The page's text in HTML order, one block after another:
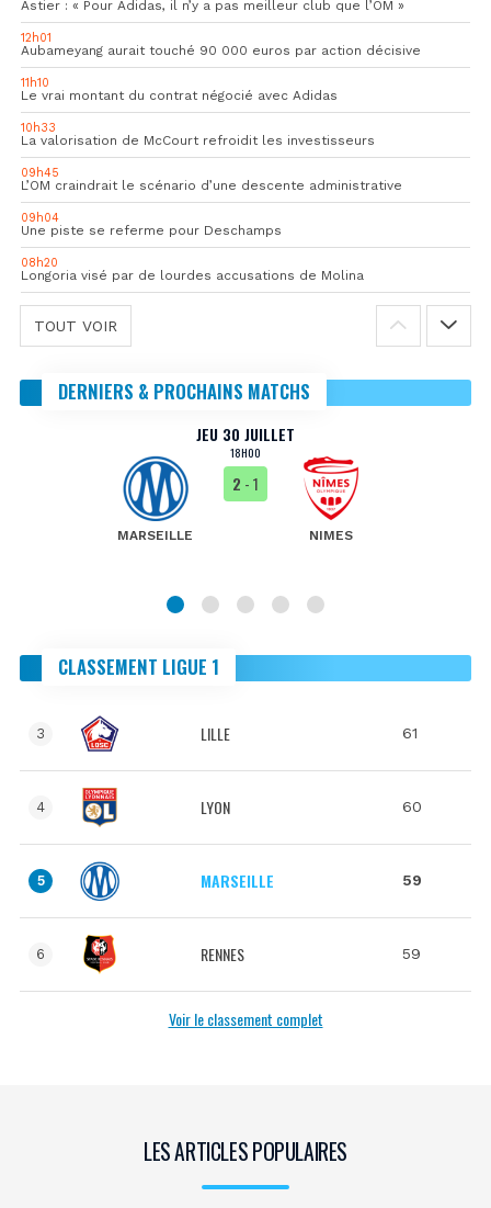
Astier : « Pour Adidas, il n’y a pas meilleur club que l’OM »
12h01
Aubameyang aurait touché 90 000 euros par action décisive
11h10
Le vrai montant du contrat négocié avec Adidas
10h33
La valorisation de McCourt refroidit les investisseurs
09h45
L’OM craindrait le scénario d’une descente administrative
09h04
Une piste se referme pour Deschamps
08h20
Longoria visé par de lourdes accusations de Molina
TOUT VOIR
DERNIERS & PROCHAINS MATCHS
JEU 30 JUILLET
18H00
MARSEILLE
2 - 1
NIMES
CLASSEMENT LIGUE 1
3 LILLE 61
4 LYON 60
5 MARSEILLE 59
6 RENNES 59
Voir le classement complet
LES ARTICLES POPULAIRES